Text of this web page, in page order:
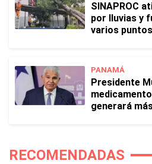
SINAPROC
por lluvias y
varios
PANAMÁ
Presidente
generará
RECOMENDADAS